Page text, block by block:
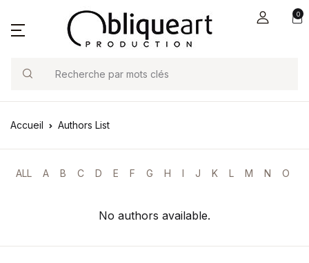
0
Search
Accueil Authors List
ALL A B C D E F G H I J K L M N O
No authors available.